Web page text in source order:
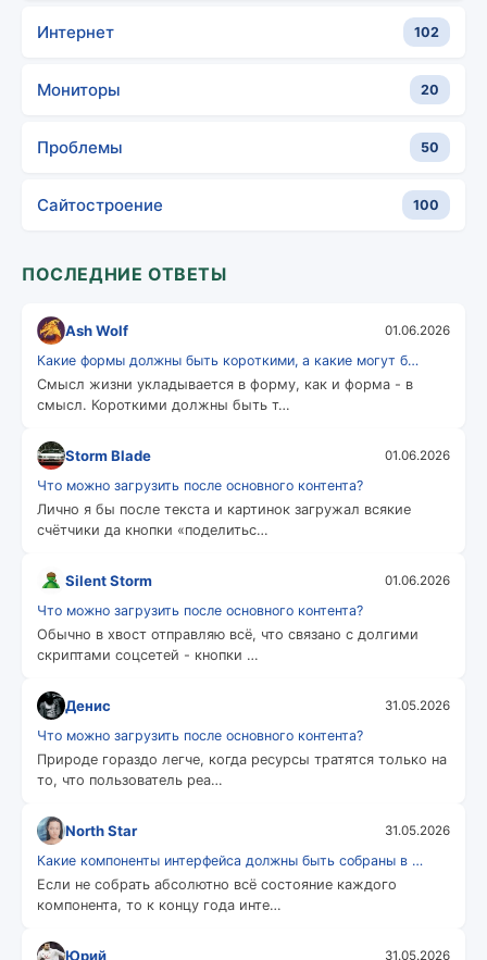
Интернет 102
Мониторы 20
Проблемы 50
Сайтостроение 100
ПОСЛЕДНИЕ ОТВЕТЫ
Ash Wolf 01.06.2026
Какие формы должны быть короткими, а какие могут б…
Смысл жизни укладывается в форму, как и форма - в
смысл. Короткими должны быть т…
Storm Blade 01.06.2026
Что можно загрузить после основного контента?
Лично я бы после текста и картинок загружал всякие
счётчики да кнопки «поделитьс…
Silent Storm 01.06.2026
Что можно загрузить после основного контента?
Обычно в хвост отправляю всё, что связано с долгими
скриптами соцсетей - кнопки …
Денис 31.05.2026
Что можно загрузить после основного контента?
Природе гораздо легче, когда ресурсы тратятся только на
то, что пользователь реа…
North Star 31.05.2026
Какие компоненты интерфейса должны быть собраны в …
Если не собрать абсолютно всё состояние каждого
компонента, то к концу года инте…
Юрий 31.05.2026